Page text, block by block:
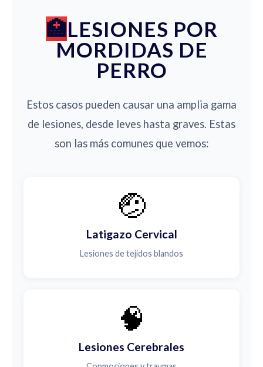
LESIONES POR
MORDIDAS DE
PERRO
Estos casos pueden causar una amplia gama
de lesiones, desde leves hasta graves. Estas
son las más comunes que vemos:
🤕
Latigazo Cervical
Lesiones de tejidos blandos
🧠
Lesiones Cerebrales